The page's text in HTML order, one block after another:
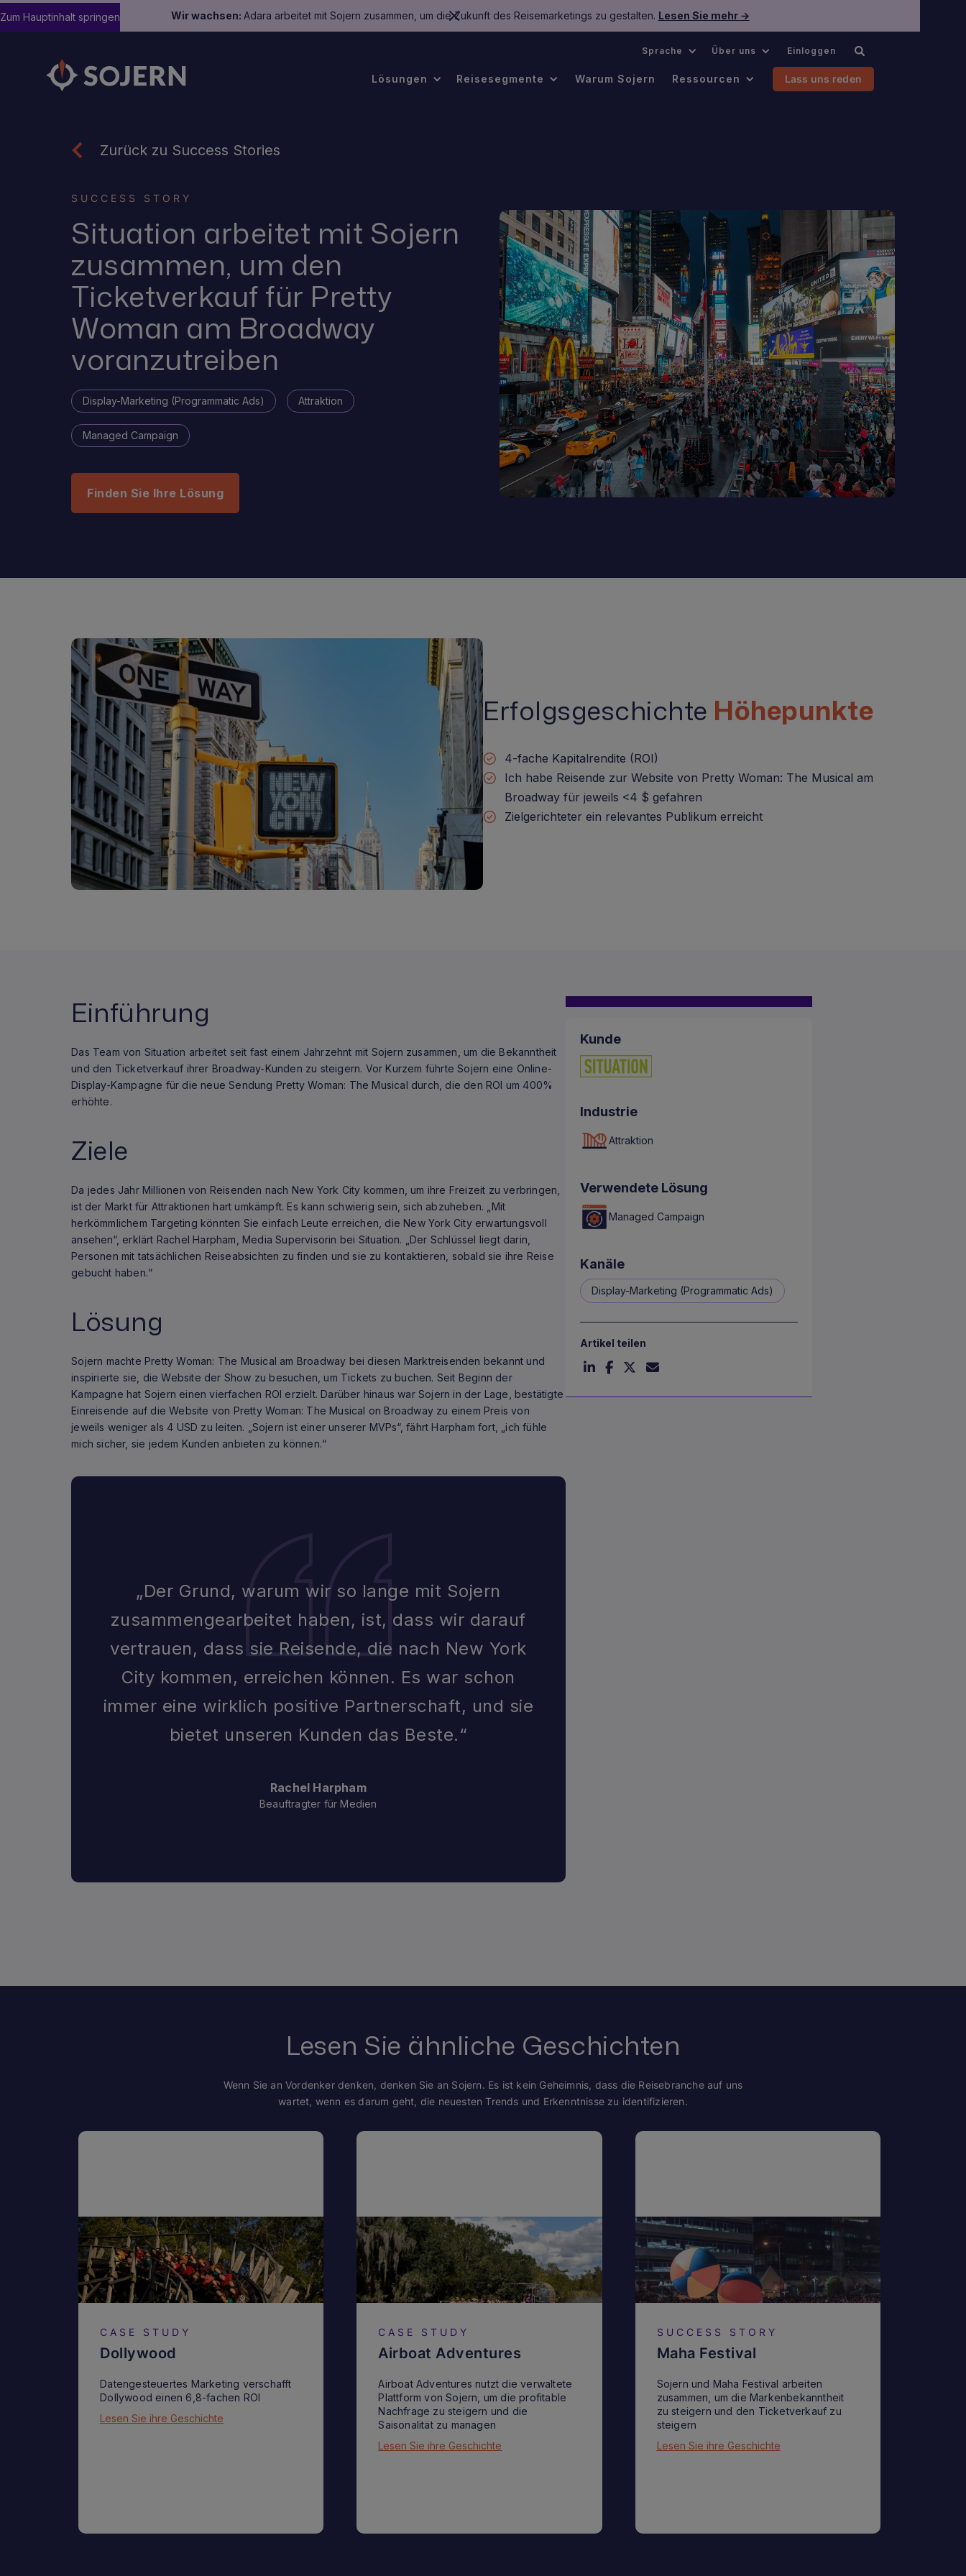
Wir wachsen: Adara arbeitet mit Sojern zusammen, um die Zukunft des Reisemarketings zu gestalten. Lesen Sie mehr →
Zum Hauptinhalt springen
Sprache Über uns Einloggen
Lösungen Reisesegmente Warum Sojern Ressourcen Lass uns reden
Zurück zu Success Stories
SUCCESS STORY
Situation arbeitet mit Sojern
zusammen, um den
Ticketverkauf für Pretty
Woman am Broadway
voranzutreiben
Display-Marketing (Programmatic Ads) Attraktion
Managed Campaign
Finden Sie Ihre Lösung
Erfolgsgeschichte Höhepunkte
4-fache Kapitalrendite (ROI)
Ich habe Reisende zur Website von Pretty Woman: The Musical am
Broadway für jeweils <4 $ gefahren
Zielgerichteter ein relevantes Publikum erreicht
Einführung
Das Team von Situation arbeitet seit fast einem Jahrzehnt mit Sojern zusammen, um die Bekanntheit
und den Ticketverkauf ihrer Broadway-Kunden zu steigern. Vor Kurzem führte Sojern eine Online-
Display-Kampagne für die neue Sendung Pretty Woman: The Musical durch, die den ROI um 400%
erhöhte.
Ziele
Da jedes Jahr Millionen von Reisenden nach New York City kommen, um ihre Freizeit zu verbringen,
ist der Markt für Attraktionen hart umkämpft. Es kann schwierig sein, sich abzuheben. „Mit
herkömmlichem Targeting könnten Sie einfach Leute erreichen, die New York City erwartungsvoll
ansehen“, erklärt Rachel Harpham, Media Supervisorin bei Situation. „Der Schlüssel liegt darin,
Personen mit tatsächlichen Reiseabsichten zu finden und sie zu kontaktieren, sobald sie ihre Reise
gebucht haben.“
Lösung
Sojern machte Pretty Woman: The Musical am Broadway bei diesen Marktreisenden bekannt und
inspirierte sie, die Website der Show zu besuchen, um Tickets zu buchen. Seit Beginn der
Kampagne hat Sojern einen vierfachen ROI erzielt. Darüber hinaus war Sojern in der Lage, bestätigte
Einreisende auf die Website von Pretty Woman: The Musical on Broadway zu einem Preis von
jeweils weniger als 4 USD zu leiten. „Sojern ist einer unserer MVPs“, fährt Harpham fort, „ich fühle
mich sicher, sie jedem Kunden anbieten zu können.“
„Der Grund, warum wir so lange mit Sojern
zusammengearbeitet haben, ist, dass wir darauf
vertrauen, dass sie Reisende, die nach New York
City kommen, erreichen können. Es war schon
immer eine wirklich positive Partnerschaft, und sie
bietet unseren Kunden das Beste.“
Rachel Harpham
Beauftragter für Medien
Kunde
Industrie
Attraktion
Verwendete Lösung
Managed Campaign
Kanäle
Display-Marketing (Programmatic Ads)
Artikel teilen
Lesen Sie ähnliche Geschichten
Wenn Sie an Vordenker denken, denken Sie an Sojern. Es ist kein Geheimnis, dass die Reisebranche auf uns
wartet, wenn es darum geht, die neuesten Trends und Erkenntnisse zu identifizieren.
CASE STUDY
Dollywood
Datengesteuertes Marketing verschafft
Dollywood einen 6,8-fachen ROI
Lesen Sie ihre Geschichte
CASE STUDY
Airboat Adventures
Airboat Adventures nutzt die verwaltete
Plattform von Sojern, um die profitable
Nachfrage zu steigern und die
Saisonalität zu managen
Lesen Sie ihre Geschichte
SUCCESS STORY
Maha Festival
Sojern und Maha Festival arbeiten
zusammen, um die Markenbekanntheit
zu steigern und den Ticketverkauf zu
steigern
Lesen Sie ihre Geschichte